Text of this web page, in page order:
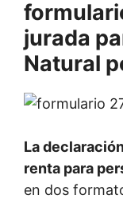
jurada
Natural
La
renta para
en dos